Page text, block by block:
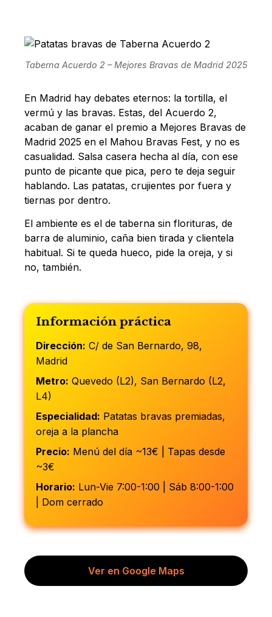
Taberna Acuerdo 2 – Mejores Bravas de Madrid 2025
En Madrid hay debates eternos: la tortilla, el
vermú y las bravas. Estas, del Acuerdo 2,
acaban de ganar el premio a Mejores Bravas de
Madrid 2025 en el Mahou Bravas Fest, y no es
casualidad. Salsa casera hecha al día, con ese
punto de picante que pica, pero te deja seguir
hablando. Las patatas, crujientes por fuera y
tiernas por dentro.
El ambiente es el de taberna sin florituras, de
barra de aluminio, caña bien tirada y clientela
habitual. Si te queda hueco, pide la oreja, y si
no, también.
Información práctica
Dirección: C/ de San Bernardo, 98,
Madrid
Metro: Quevedo (L2), San Bernardo (L2,
L4)
Especialidad: Patatas bravas premiadas,
oreja a la plancha
Precio: Menú del día ~13€ | Tapas desde
~3€
Horario: Lun-Vie 7:00-1:00 | Sáb 8:00-1:00
| Dom cerrado
Ver en Google Maps